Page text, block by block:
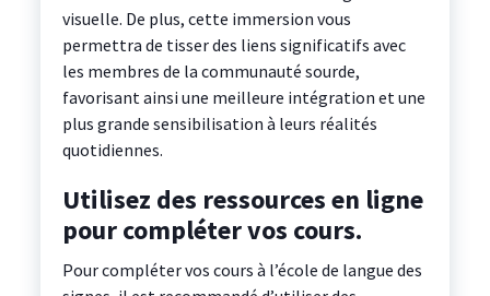
visuelle. De plus, cette immersion vous
permettra de tisser des liens significatifs avec
les membres de la communauté sourde,
favorisant ainsi une meilleure intégration et une
plus grande sensibilisation à leurs réalités
quotidiennes.
Utilisez des ressources en ligne
pour compléter vos cours.
Pour compléter vos cours à l’école de langue des